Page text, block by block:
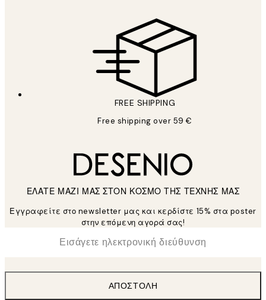
FREE SHIPPING
Free shipping over 59 €
ΕΛΑΤΕ ΜΑΖΙ ΜΑΣ ΣΤΟΝ ΚΟΣΜΟ ΤΗΣ ΤΕΧΝΗΣ ΜΑΣ
Εγγραφείτε στο newsletter μας και κερδίστε 15% στα poster
στην επόμενη αγορά σας!
Ηλεκτρονική Διεύθυνση
ΑΠΟΣΤΟΛΉ